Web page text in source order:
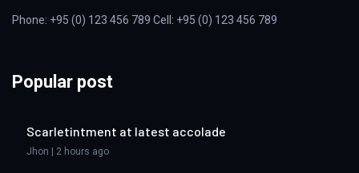
Phone: +95 (0) 123 456 789 Cell: +95 (0) 123 456 789
Popular post
Scarletintment at latest accolade
Jhon | 2 hours ago